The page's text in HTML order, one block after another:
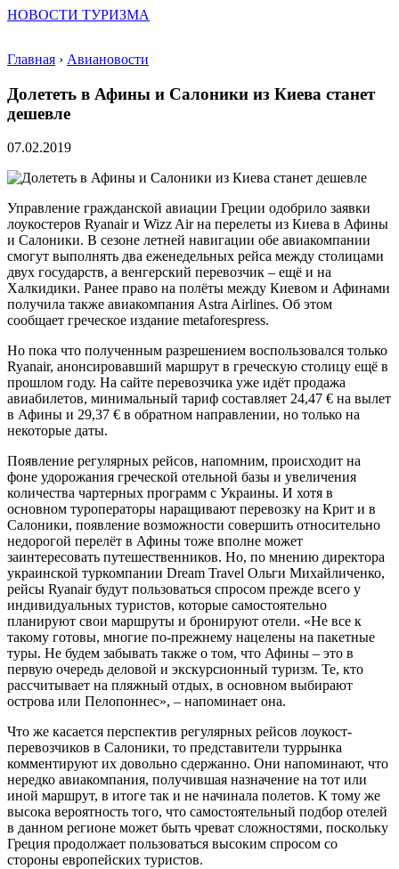
НОВОСТИ ТУРИЗМА
Главная › Авиановости
Долететь в Афины и Салоники из Киева станет
дешевле
07.02.2019
Управление гражданской авиации Греции одобрило заявки
лоукостеров Ryanair и Wizz Air на перелеты из Киева в Афины
и Салоники. В сезоне летней навигации обе авиакомпании
смогут выполнять два еженедельных рейса между столицами
двух государств, а венгерский перевозчик – ещё и на
Халкидики. Ранее право на полёты между Киевом и Афинами
получила также авиакомпания Astra Airlines. Об этом
сообщает греческое издание metaforespress.
Но пока что полученным разрешением воспользовался только
Ryanair, анонсировавший маршрут в греческую столицу ещё в
прошлом году. На сайте перевозчика уже идёт продажа
авиабилетов, минимальный тариф составляет 24,47 € на вылет
в Афины и 29,37 € в обратном направлении, но только на
некоторые даты.
Появление регулярных рейсов, напомним, происходит на
фоне удорожания греческой отельной базы и увеличения
количества чартерных программ с Украины. И хотя в
основном туроператоры наращивают перевозку на Крит и в
Салоники, появление возможности совершить относительно
недорогой перелёт в Афины тоже вполне может
заинтересовать путешественников. Но, по мнению директора
украинской туркомпании Dream Travel Ольги Михайличенко,
рейсы Ryanair будут пользоваться спросом прежде всего у
индивидуальных туристов, которые самостоятельно
планируют свои маршруты и бронируют отели. «Не все к
такому готовы, многие по-прежнему нацелены на пакетные
туры. Не будем забывать также о том, что Афины – это в
первую очередь деловой и экскурсионный туризм. Те, кто
рассчитывает на пляжный отдых, в основном выбирают
острова или Пелопоннес», – напоминает она.
Что же касается перспектив регулярных рейсов лоукост-
перевозчиков в Салоники, то представители туррынка
комментируют их довольно сдержанно. Они напоминают, что
нередко авиакомпания, получившая назначение на тот или
иной маршрут, в итоге так и не начинала полетов. К тому же
высока вероятность того, что самостоятельный подбор отелей
в данном регионе может быть чреват сложностями, поскольку
Греция продолжает пользоваться высоким спросом со
стороны европейских туристов.